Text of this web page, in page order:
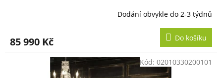
R
M
A
Dodání obvykle do 2-3 týdnů
85 990 Kč Do košíku
Kód: 02010330200101